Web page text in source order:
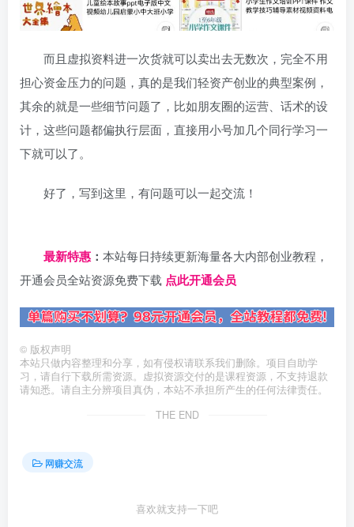
而且虚拟资料进一次货就可以卖出去无数次，完全不用
担心资金压力的问题，真的是我们轻资产创业的典型案例，
其余的就是一些细节问题了，比如朋友圈的运营、话术的设
计，这些问题都偏执行层面，直接用小号加几个同行学习一
下就可以了。
好了，写到这里，有问题可以一起交流！
最新特惠 ： 本站每日持续更新海量各大内部创业教程，
开通会员全站资源免费下载 点此开通会员
© 版权声明
本站只做内容整理和分享，如有侵权请联系我们删除。项目自助学
习，请自行下载所需资源。虚拟资源交付的是课程资源，不支持退款
请知悉。请自主分辨项目真伪，本站不承担所产生的任何法律责任。
THE END
网赚交流
喜欢就支持一下吧